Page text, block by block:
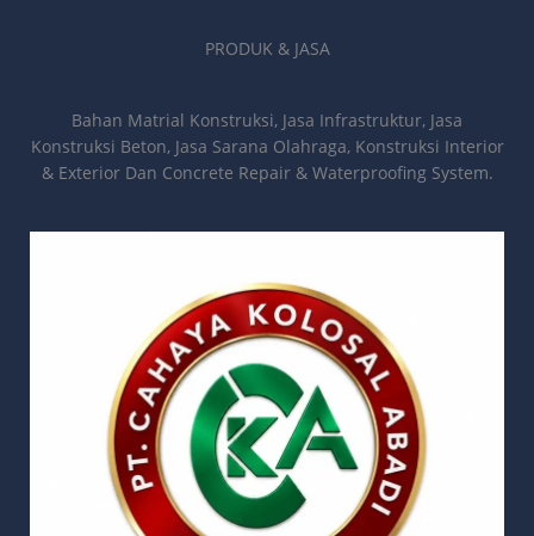
PRODUK & JASA
Bahan Matrial Konstruksi, Jasa Infrastruktur, Jasa
Konstruksi Beton, Jasa Sarana Olahraga, Konstruksi Interior
& Exterior Dan Concrete Repair & Waterproofing System.